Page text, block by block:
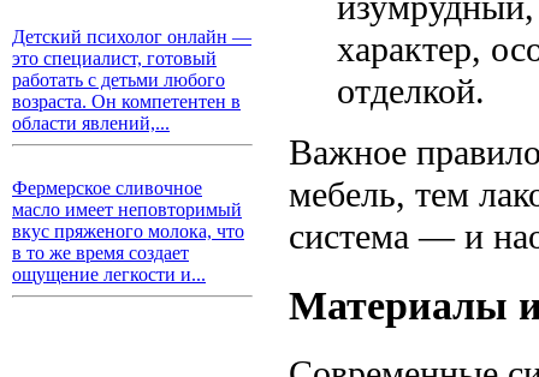
Детский психолог онлайн —
это специалист, готовый
работать с детьми любого
возраста. Он компетентен в
области явлений,...
Фермерское сливочное
масло имеет неповторимый
вкус пряженого молока, что
в то же время создает
ощущение легкости и...
характер,
отделкой.
Важное
мебель, тем
система — и
Материалы